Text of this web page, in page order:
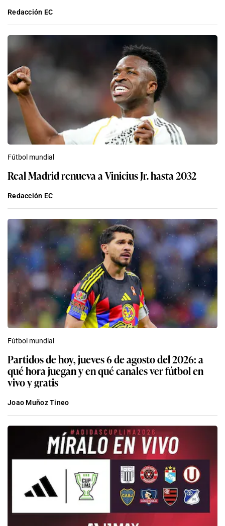
Redacción EC
Fútbol mundial
Real Madrid renueva a Vinicius Jr. hasta 2032
Redacción EC
Fútbol mundial
Partidos de hoy, jueves 6 de agosto del 2026: a
qué hora juegan y en qué canales ver fútbol en
vivo y gratis
Joao Muñoz Tineo